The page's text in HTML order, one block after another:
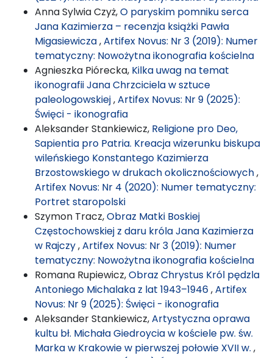
Anna Sylwia Czyż,O paryskim pomniku serca
Jana Kazimierza – recenzja książki Pawła
Migasiewicza,Artifex Novus: Nr 3 (2019): Numer
tematyczny: Nowożytna ikonografia kościelna
Agnieszka Piórecka, Kilka uwag na temat
ikonografii Jana Chrzciciela w sztuce
paleologowskiej,Artifex Novus: Nr 9 (2025):
Święci - ikonografia
Aleksander Stankiewicz, Religione pro Deo,
Sapientia pro Patria. Kreacja wizerunku biskupa
wileńskiego Konstantego Kazimierza
Brzostowskiego w drukach okolicznościowych,
Artifex Novus: Nr 4 (2020): Numer tematyczny:
Portret staropolski
Szymon Tracz,Obraz Matki Boskiej
Częstochowskiej z daru króla Jana Kazimierza
w Rajczy,Artifex Novus: Nr 3 (2019): Numer
tematyczny: Nowożytna ikonografia kościelna
Romana Rupiewicz,Obraz Chrystus Król pędzla
Antoniego Michalaka z lat 1943–1946,Artifex
Novus: Nr 9 (2025): Święci - ikonografia
Aleksander Stankiewicz,Artystyczna oprawa
kultu bł. Michała Giedroycia w kościele pw. św.
Marka w Krakowie w pierwszej połowie XVII w. ,